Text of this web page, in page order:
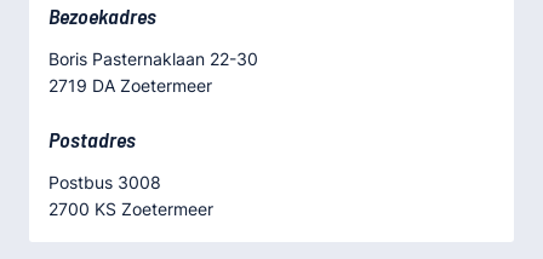
Bezoekadres
Boris Pasternaklaan 22-30
2719 DA Zoetermeer
Postadres
Postbus 3008
2700 KS Zoetermeer